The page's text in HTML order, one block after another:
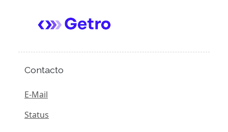
Contacto
E-Mail
Status